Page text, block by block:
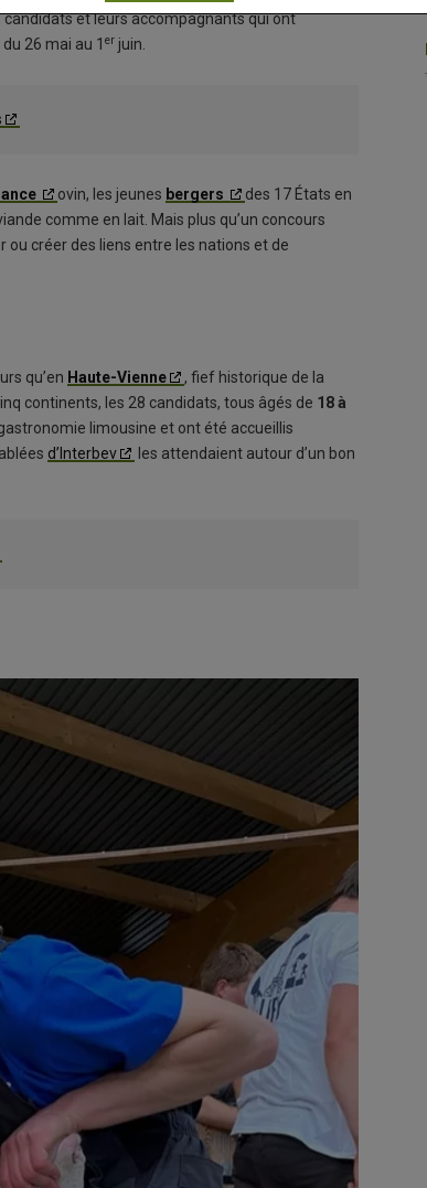
et leurs accompagnants qui ont
du 26 mai au 1 er juin.
ovin, les jeunes bergers
des 17 États en
comme en lait. Mais plus qu’un concours
ou créer des liens entre les nations et de
qu’en Haute-Vienne
, fief historique de la
continents, les 28 candidats, tous âgés de 18 à
limousine et ont été accueillis
d’Interbev
les attendaient autour d’un bon